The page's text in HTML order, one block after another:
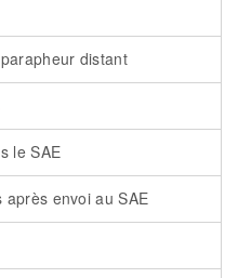
distant
le SAE
envoi au SAE